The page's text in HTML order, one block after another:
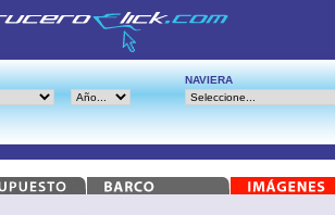
NAVIERA